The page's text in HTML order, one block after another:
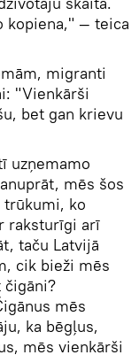
kopiena," — teica
migranti
"Vienkārši
bet gan krievu
uzņemamo
mēs šos
ko
raksturīgi arī
taču Latvijā
cik bieži mēs
čigāni?
mēs
ka bēgļus,
mēs vienkārši